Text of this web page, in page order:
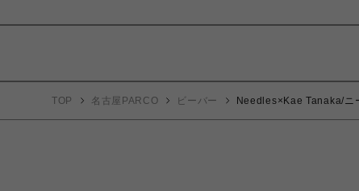
TOP 名古屋PARCO ビーバー Needles×Kae Tanaka/ニ